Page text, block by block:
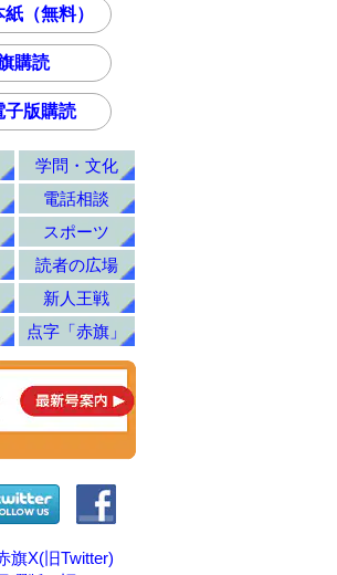
（無料）
購読
子版購読
学問・文化
電話相談
スポーツ
読者の広場
新人王戦
点字「赤旗」
旗X(旧Twitter)